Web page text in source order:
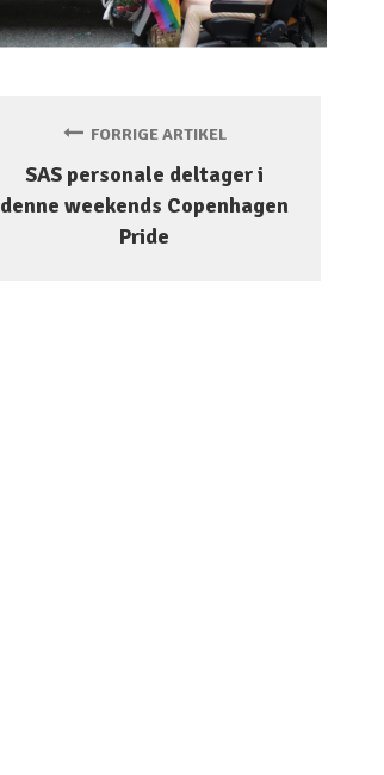
FORRIGE ARTIKEL
SAS personale deltager i
denne weekends Copenhagen
Pride